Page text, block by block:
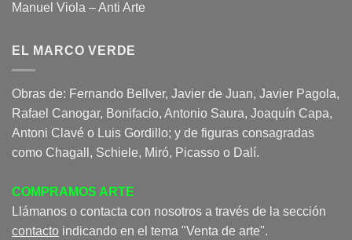
Manuel Viola – Anti Arte
EL MARCO VERDE
Obras de: Fernando Bellver, Javier de Juan, Javier Pagola,
Rafael Canogar, Bonifacio, Antonio Saura, Joaquín Capa,
Antoni Clavé o Luis Gordillo; y de figuras consagradas
como Chagall, Schiele, Miró, Picasso o Dalí.
COMPRAMOS ARTE
Llámanos o contacta con nosotros a través de la sección
contacto indicando en el tema "Venta de arte".